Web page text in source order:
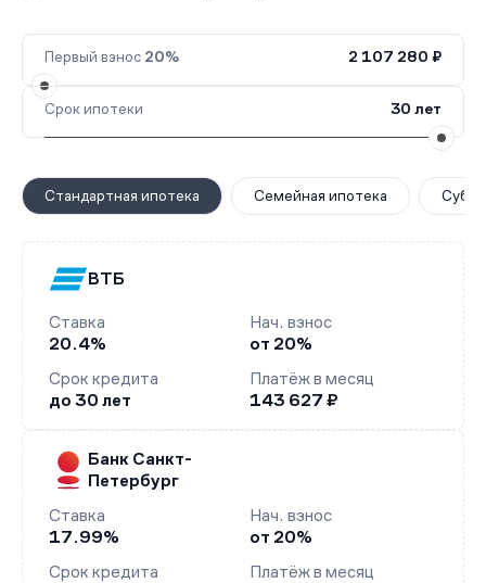
Первый взнос 20% 2 107 280 ₽
Срок ипотеки 30 лет
Стандартная ипотека Семейная ипотека
ВТБ
Ставка
20.4%
Нач. взнос
от 20%
Срок кредита
до 30 лет
Платёж в месяц
143 627 ₽
Банк Санкт-
Петербург
Ставка
17.99%
Нач. взнос
от 20%
Срок кредита
Платёж в месяц